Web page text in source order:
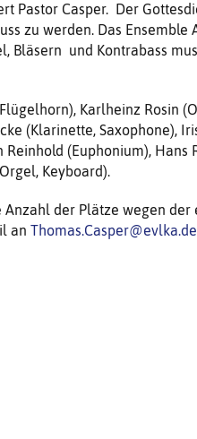
Pastor Casper. Der
zu werden. Das Ensemble
Bläsern und Kontrabass
Karlheinz Rosin
(Klarinette, Saxophone),
(Euphonium), Hans
Keyboard).
Anzahl der Plätze wegen der
an Thomas.Casper@evlka.de